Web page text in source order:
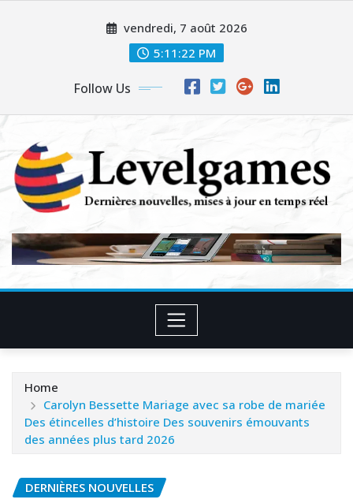
vendredi, 7 août 2026
5:11:23 PM
Follow Us
Home
Carolyn Bessette Mariage avec sa robe de mariée
Des étincelles d’histoire Des souvenirs émouvants
des années plus tard 2026
DERNIÈRES NOUVELLES